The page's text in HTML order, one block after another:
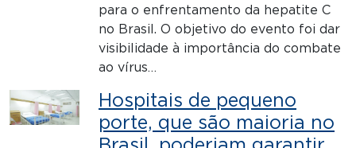
para o enfrentamento da hepatite C
no Brasil. O objetivo do evento foi dar
visibilidade à importância do combate
ao vírus…
Hospitais de pequeno
porte, que são maioria no